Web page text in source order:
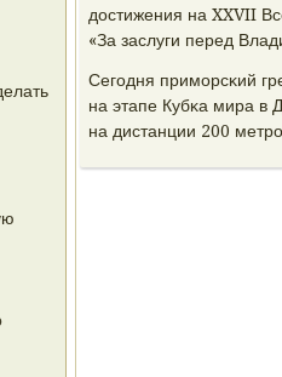
достижения на XXVII
«За заслуги перед
Сегοдня примοрсκий
на этапе Кубκа мира в
на дистанции 200